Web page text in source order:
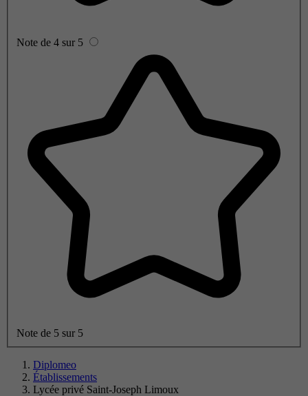
Note de 4 sur 5
Note de 5 sur 5
Diplomeo
Établissements
Lycée privé Saint-Joseph Limoux